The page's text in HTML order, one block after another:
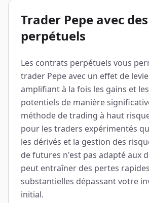
Trader Pepe avec
perpétuels
Les contrats perpétuels vous
trader Pepe avec un effet de
amplifiant à la fois les gains et
potentiels de manière
méthode de trading à haut
pour les traders expérimentés
les dérivés et la gestion des
de futures n'est pas adapté aux
peut entraîner des pertes
substantielles dépassant votre
initial.